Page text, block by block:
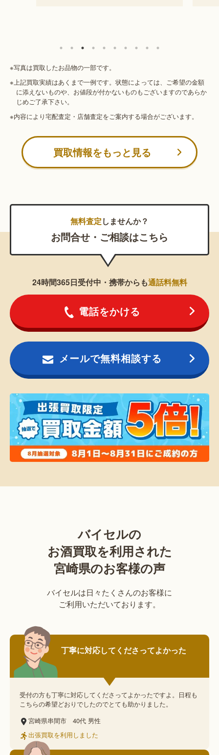
※写真は買取したお品物の一部です。
※上記買取実績はあくまで一例です。状態によっては、ご希望の金額
に添えないものや、お値段が付かないものもございますのであらか
じめご了承下さい。
※内容により宅配査定・店舗査定をご案内する場合がございます。
買取情報をもっと見る
無料査定しませんか？
お問合せ・ご相談はこちら
24時間365日受付中・携帯からも通話料無料
電話をかける
メールで無料相談する
バイセルの
お酒買取を利用された
宮崎県のお客様の声
バイセルは日々たくさんのお客様に
ご利用いただいております。
丁寧に対応してくださってよかった
受付の方も丁寧に対応してくださってよかったですよ。日程も
こちらの希望どおりでしたのでとても助かりました。
宮崎県串間市
40代 男性
出張買取を利用しました